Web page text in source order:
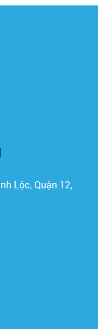
Lộc, Quận 12,